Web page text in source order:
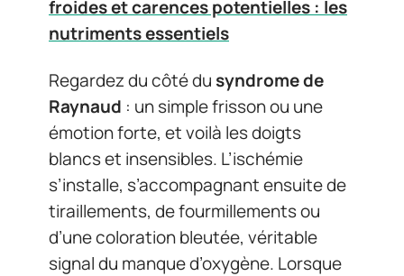
froides et carences potentielles : les
nutriments essentiels
Regardez du côté du syndrome de
Raynaud : un simple frisson ou une
émotion forte, et voilà les doigts
blancs et insensibles. L’ischémie
s’installe, s’accompagnant ensuite de
tiraillements, de fourmillements ou
d’une coloration bleutée, véritable
signal du manque d’oxygène. Lorsque